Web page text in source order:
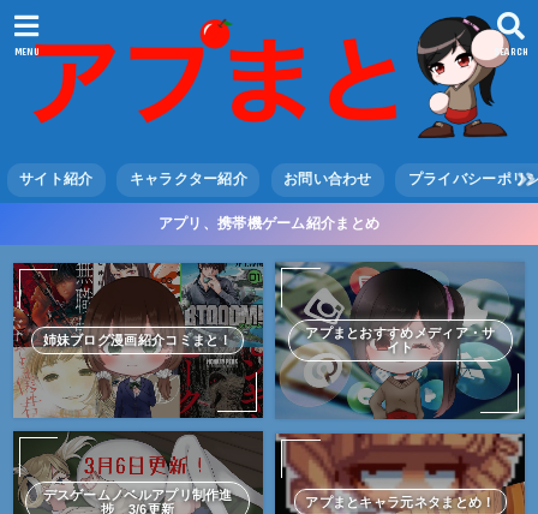
SEARCH
MENU
サイト紹介 キャラクター紹介 お問い合わせ プライバシーポリ
アプリ、携帯機ゲーム紹介まとめ
姉妹ブログ漫画紹介コミまと！
アプまとおすすめメディア・サ
イト
デスゲームノベルアプリ制作進
捗 3/6更新
アプまとキャラ元ネタまとめ！